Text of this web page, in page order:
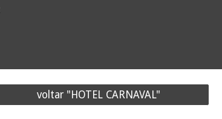
voltar "HOTEL CARNAVAL"